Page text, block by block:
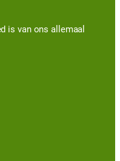
is van ons allemaal